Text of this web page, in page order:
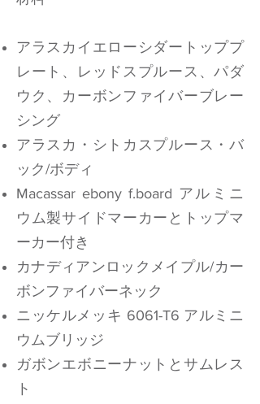
アラスカイエローシダートッププ
レート、レッドスプルース、パダ
ウク、カーボンファイバーブレー
シング
アラスカ・シトカスプルース・バ
ック/ボディ
Macassar ebony f.board アルミニ
ウム製サイドマーカーとトップマ
ーカー付き
カナディアンロックメイプル/カー
ボンファイバーネック
ニッケルメッキ 6061-T6 アルミニ
ウムブリッジ
ガボンエボニーナットとサムレス
ト